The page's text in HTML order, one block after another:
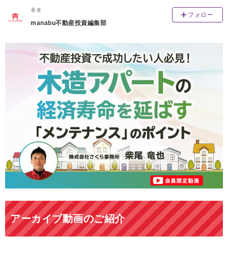
著者
manabu不動産投資編集部
フォロー
アーカイブ動画のご紹介